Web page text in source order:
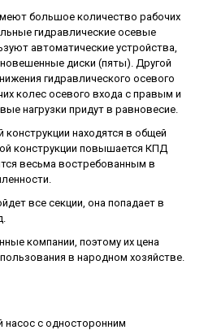
большое количество рабочих
гидравлические осевые
автоматические устройства,
диски (пяты). Другой
гидравлического осевого
колес осевого входа с правым и
нагрузки придут в равновесие.
находятся в общей
конструкции повышается КПД
весьма востребованным в
все секции, она попадает в
компании, поэтому их цена
в народном хозяйстве.
с односторонним